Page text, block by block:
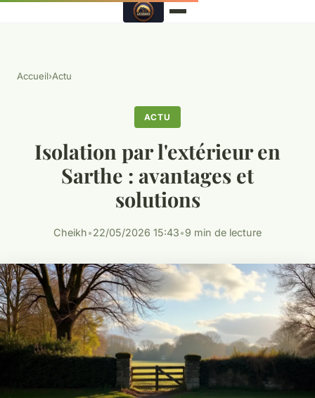
Accueil›Actu
ACTU
Isolation par l'extérieur en
Sarthe : avantages et
solutions
Cheikh•22/05/2026 15:43•9 min de lecture